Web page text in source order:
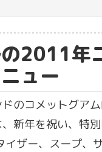
2011年
ュー
のコメットグア
新年を祝い、特
ザー、スープ、